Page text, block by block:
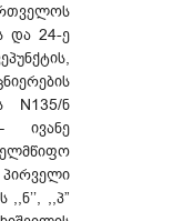
და 24-ე
N135/ნ
ივანე
პირველი
,,პ”